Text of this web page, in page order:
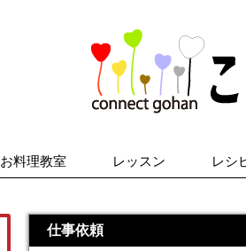
お料理教室 レッスン レシ
仕事依頼